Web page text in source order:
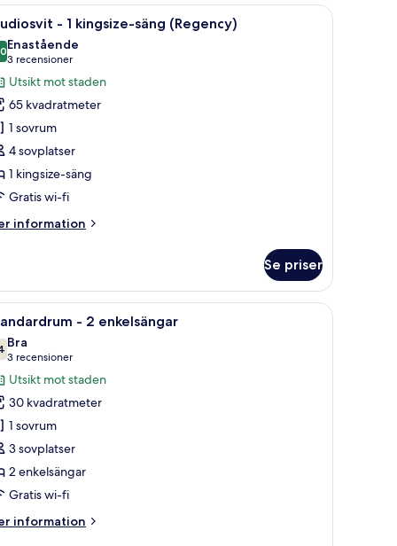
ett litet bord och utsikt över staden genom stora fönster.
Ett hotellrum med en stor säng, en soffa
11 - 1 kingsize-säng (Regency)
av 10
Enastående
3 recensioner
(3 recensioner)
Utsikt mot staden
65 kvadratmeter
1 sovrum
4 sovplatser
1 kingsize-säng
Gratis wi-fi
information
Se priser
med en lampa, en garderob och en tv.Ett hotellrum med ett stort fönster, två
8 - 2 enkelsängar
av 10
Bra
3 recensioner
(3 recensioner)
Utsikt mot staden
30 kvadratmeter
1 sovrum
3 sovplatser
2 enkelsängar
Gratis wi-fi
information